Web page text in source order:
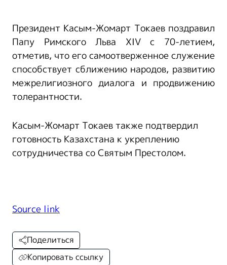
Президент Касым-Жомарт Токаев поздравил
Папу Римского Льва XIV с 70-летием,
отметив, что его самоотверженное служение
способствует сближению народов, развитию
межрелигиозного диалога и продвижению
толерантности.
Касым-Жомарт Токаев также подтвердил
готовность Казахстана к укреплению
сотрудничества со Святым Престолом.
Source link
Поделиться
Копировать ссылку